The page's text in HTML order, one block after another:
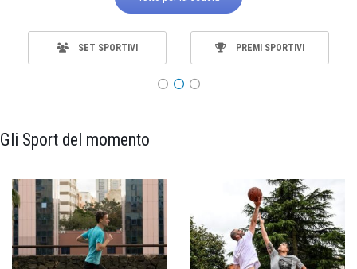
SET SPORTIVI PREMI SPORTIVI
Gli Sport del momento